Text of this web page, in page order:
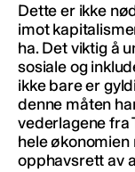
Dette er ikke
imot
ha. Det viktig å
sosiale og
ikke bare er
denne måten
vederlagene fra
hele
opphavsrett av